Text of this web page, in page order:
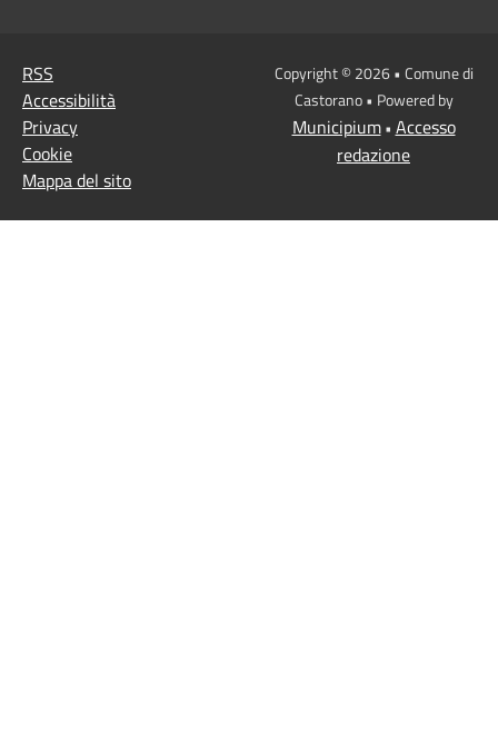
RSS
Accessibilità
Privacy
Cookie
Mappa del sito
Copyright © 2026 • Comune di
Castorano • Powered by
Municipium• Accesso
redazione